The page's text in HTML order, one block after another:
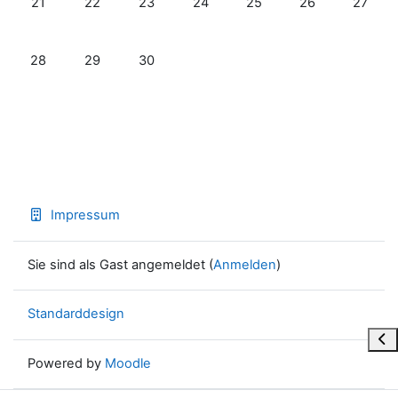
Keine Termine, Montag, 28. April
28 Keine Termine, Dienstag, 29. April
29 Keine Termine, Mittwoch, 30. April
30
Impressum
Sie sind als Gast angemeldet (Anmelden)
Standarddesign
Powered by Moodle